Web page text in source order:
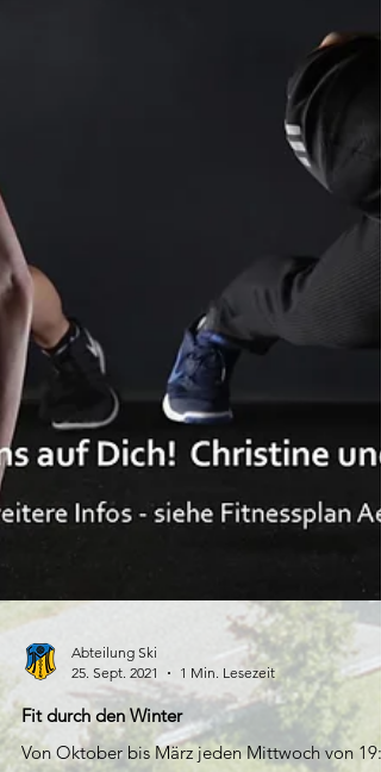
Abteilung Ski
25. Sept. 2021
1 Min. Lesezeit